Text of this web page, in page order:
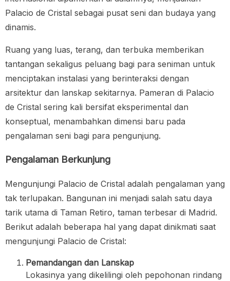
Palacio de Cristal sebagai pusat seni dan budaya yang
dinamis.
Ruang yang luas, terang, dan terbuka memberikan
tantangan sekaligus peluang bagi para seniman untuk
menciptakan instalasi yang berinteraksi dengan
arsitektur dan lanskap sekitarnya. Pameran di Palacio
de Cristal sering kali bersifat eksperimental dan
konseptual, menambahkan dimensi baru pada
pengalaman seni bagi para pengunjung.
Pengalaman Berkunjung
Mengunjungi Palacio de Cristal adalah pengalaman yang
tak terlupakan. Bangunan ini menjadi salah satu daya
tarik utama di Taman Retiro, taman terbesar di Madrid.
Berikut adalah beberapa hal yang dapat dinikmati saat
mengunjungi Palacio de Cristal:
Pemandangan dan Lanskap
Lokasinya yang dikelilingi oleh pepohonan rindang